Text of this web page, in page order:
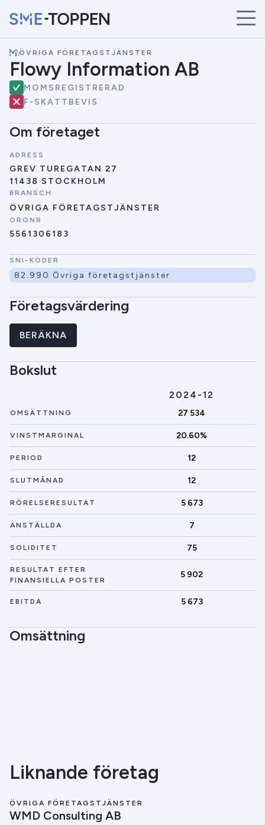
START
ÅRETS VINNARE
BRANSCHER
SÖK
NYHETER
\ÖVRIGA FÖRETAGSTJÄNSTER
Flowy Information AB
MOMSREGISTRERAD
F-SKATTBEVIS
Om företaget
ADRESS
GREV TUREGATAN 27
11438 STOCKHOLM
BRANSCH
ÖVRIGA FÖRETAGSTJÄNSTER
ORGNR
5561306183
SNI-KODER
82.990 Övriga företagstjänster
Företagsvärdering
BERÄKNA
Bokslut
2024-12
OMSÄTTNING 27 534
VINSTMARGINAL 20.60%
PERIOD 12
SLUTMÅNAD 12
RÖRELSERESULTAT 5 673
ANSTÄLLDA 7
SOLIDITET 75
RESULTAT EFTER
FINANSIELLA POSTER
5 902
EBITDA 5 673
Omsättning
Liknande företag
ÖVRIGA FÖRETAGSTJÄNSTER
WMD Consulting AB